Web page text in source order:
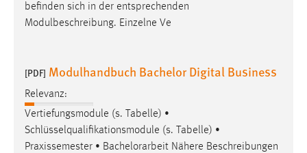
befinden sich in der entsprechenden
Modulbeschreibung. Einzelne Ve
[PDF] Modulhandbuch Bachelor Digital Business
Relevanz:
Vertiefungsmodule (s. Tabelle) •
Schlüsselqualifikationsmodule (s. Tabelle) •
Praxissemester • Bachelorarbeit Nähere Beschreibungen
EXTERNE MEDIEN
Um Inhalte von Videoplattformen und Social Media
YouTube
Vimeo